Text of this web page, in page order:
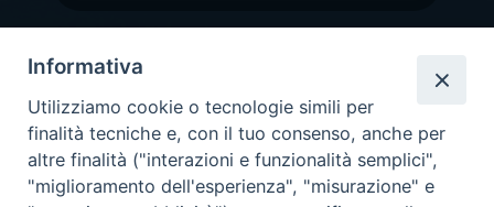
Informativa
Utilizziamo cookie o tecnologie simili per
finalità tecniche e, con il tuo consenso, anche per
altre finalità ("interazioni e funzionalità semplici",
"miglioramento dell'esperienza", "misurazione" e